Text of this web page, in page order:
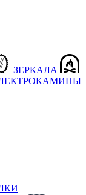
ЗЕРКАЛА